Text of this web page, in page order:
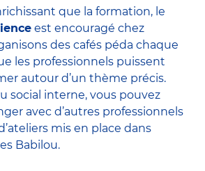
que la formation, le
est encouragé chez
des cafés péda chaque
les professionnels puissent
autour d’un thème précis.
social interne, vous pouvez
avec d’autres professionnels
mis en place dans
Babilou.